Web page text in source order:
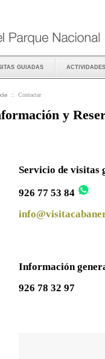
guiadas actividades
:: Contactar
y
Servicio de visitas
926 77 53 84
Información
926 78 32 97